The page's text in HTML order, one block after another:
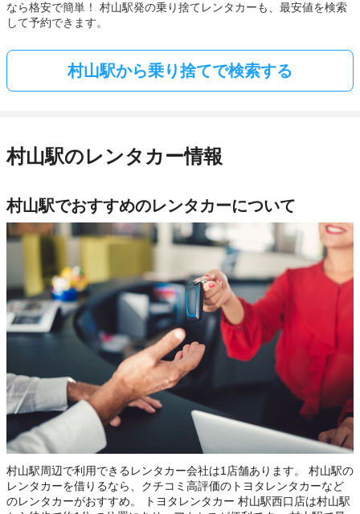
なら格安で簡単！ 村山駅発の乗り捨てレンタカーも、最安値を検索
して予約できます。
村山駅から乗り捨てで検索する
村山駅のレンタカー情報
村山駅でおすすめのレンタカーについて
村山駅周辺で利用できるレンタカー会社は1店舗あります。 村山駅の
レンタカーを借りるなら、クチコミ高評価のトヨタレンタカーなど
のレンタカーがおすすめ。 トヨタレンタカー 村山駅西口店は村山駅